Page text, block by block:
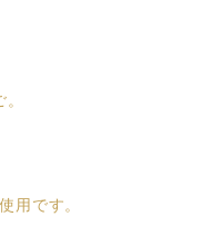
用です。